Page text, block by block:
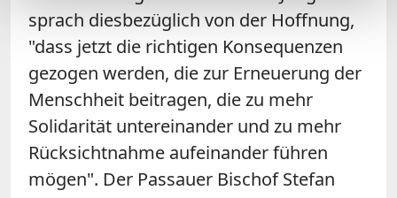
sprach diesbezüglich von der Hoffnung,
"dass jetzt die richtigen Konsequenzen
gezogen werden, die zur Erneuerung der
Menschheit beitragen, die zu mehr
Solidarität untereinander und zu mehr
Rücksichtnahme aufeinander führen
mögen". Der Passauer Bischof Stefan